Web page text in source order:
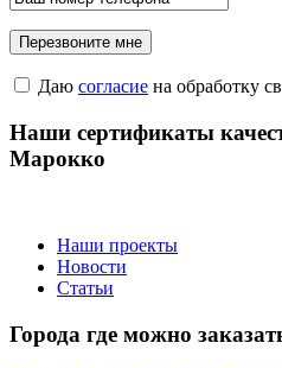
Даю согласие на обработку
Наши сертификаты
Марокко
Наши проекты
Новости
Статьи
Города где можно